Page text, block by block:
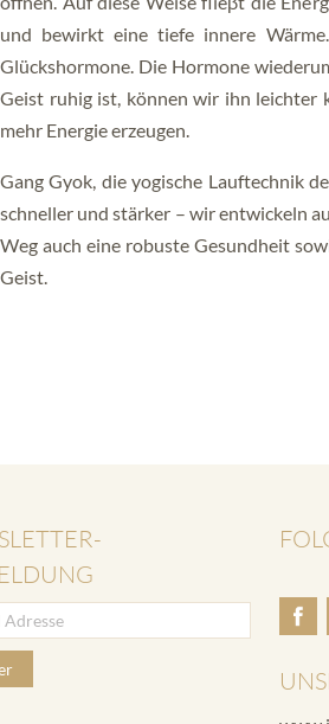
und bewirkt eine tiefe innere
Glückshormone. Die Hormone
Geist ruhig ist, können wir ihn leichter
mehr Energie erzeugen.
Gang Gyok, die yogische Lauftechnik
schneller und stärker – wir entwickeln
Weg auch eine robuste Gesundheit
Geist.